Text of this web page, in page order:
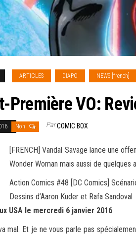
ARTICLES DIAPO NEWS [french]
Première VO:
Non ParCOMIC BOX
[FRENCH] Vandal Savage lance une
Wonder Woman mais aussi de quelques
Action Comics #48 [DC Comics]
Dessins d’Aaron Kuder et Rafa Sandoval
USA le mercredi 6 janvier 2016
mal. Et je ne vous parle pas